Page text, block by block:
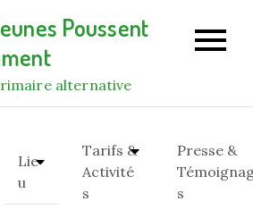
Poussent
alternative
Lie
u
Tarifs &
Activité
s
Presse &
s